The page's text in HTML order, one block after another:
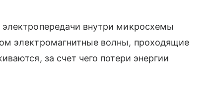
внутри микросхемы
электромагнитные волны, проходящие
за счет чего потери энергии